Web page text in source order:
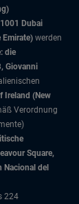
Dubai
Emirate) werden
die
Giovanni
Ireland (New
Verordnung
Square,
del
224